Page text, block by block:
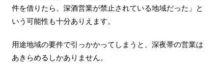
件を借りたら、深酒営業が禁止されている地域だった」と
いう可能性も十分ありえます。
用途地域の要件で引っかかってしまうと、深夜帯の営業は
あきらめるしかありません。